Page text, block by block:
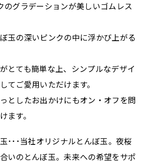
のグラデーションが美しいゴムレス
玉の深いピンクの中に浮かび上がる
とても簡単な上、シンプルなデザイ
てご愛用いただけます。
としたお出かけにもオン・オフを問
ます。
･･･当社オリジナルとんぼ玉。夜桜
いのとんぼ玉。未来への希望をサポ